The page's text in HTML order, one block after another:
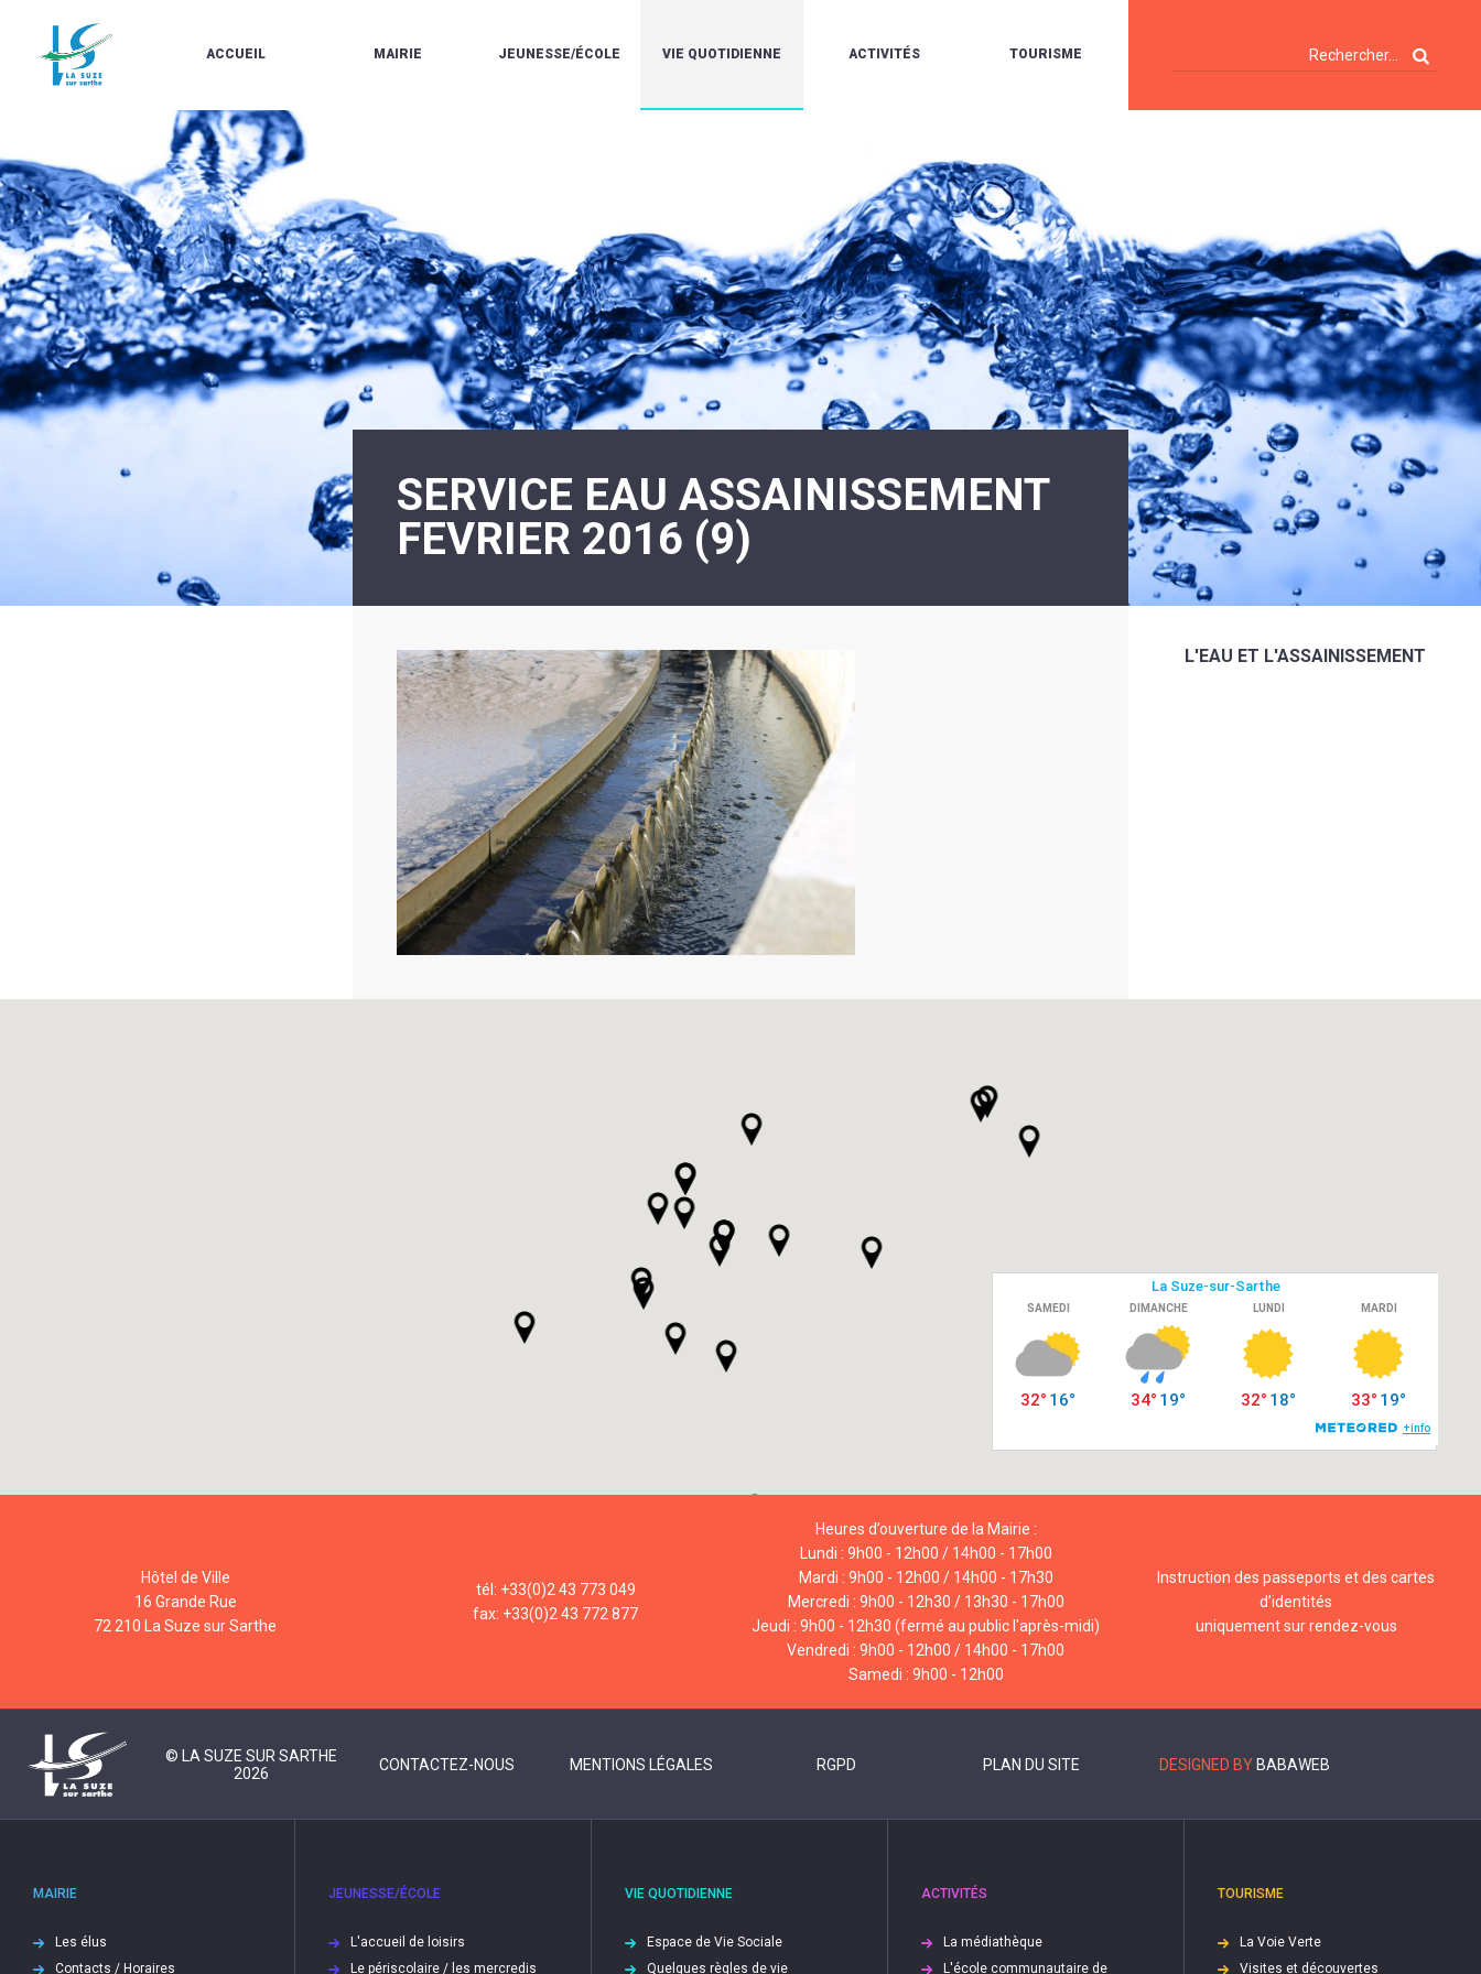
ACCUEIL
LE
MARCHÉ
À
PROPOS
DE
LA
SUZE
BULLETINS
EN
LIGNE
AGENDA
LA
SUZE
AU
DÉBUT
DU
MAIRIE
HORAIRES
URBANISME/PLU
EN
LIGNE
CARTES
D'IDENTITÉ-
PASSEPORTS
LE
CMJ
RÉUNIONS
DU
CONSEIL
MUNICIPAL
ARRÊTÉS
DU
MAIRE
LE
MOT
DE
LA
JEUNESSE/ÉCOLE
LE
RESTAURANT
SCOLAIRE
LES
ÉCOLES
/
LE
COLLÈGE
ESPACE
JEUNES
11
ANS
:
ASSOCIATION
LA
COULÉE
DOUCE
VIE QUOTIDIENNE
VIE
ENVIRONNEMENT
L'EAU
ET
L'ASSAINISSEMENT
LA
RÉSIDENCE
AUTONOMIE
LE
CCAS
SÉCURITÉ
/
RISQUES
MAJEURS
ACTIVITÉS
COMMUNAUTAIRE
MUSIQUE
L'ÉCOLE
COMMUNAUTAIRE
DE
DANSE
LA
PISCINE
COMMUNAUTAIRE
ASSOCIATIONS
TOURISME
VISITES
ET
DÉCOUVERTES
LES
RANDONNÉES
LE
CAMPING
POUR
CAMPING-
CARS
TENTES
ET
CARAVANES
HALTE
FLUVIALE
LA
SUZE
SERVICE EAU ASSAINISSEMENT
FEVRIER 2016 (9)
L'EAU ET L'ASSAINISSEMENT
Hôtel de Ville
16 Grande Rue
72 210 La Suze sur Sarthe
tél: +33(0)2 43 773 049
fax: +33(0)2 43 772 877
Heures d’ouverture de la Mairie :
Lundi : 9h00 - 12h00 / 14h00 - 17h00
Mardi : 9h00 - 12h00 / 14h00 - 17h30
Mercredi : 9h00 - 12h30 / 13h30 - 17h00
Jeudi : 9h00 - 12h30 (fermé au public l'après-midi)
Vendredi : 9h00 - 12h00 / 14h00 - 17h00
Samedi : 9h00 - 12h00
Instruction des passeports et des cartes
d’identités
uniquement sur rendez-vous
© LA SUZE SUR SARTHE
2026
CONTACTEZ-NOUS MENTIONS LÉGALES RGPD PLAN DU SITE DESIGNED BY BABAWEB
MAIRIE
Les élus
Contacts / Horaires
JEUNESSE/ÉCOLE
L'accueil de loisirs
Le périscolaire / les mercredis
VIE QUOTIDIENNE
Espace de Vie Sociale
Quelques règles de vie
ACTIVITÉS
La médiathèque
L'école communautaire de
TOURISME
La Voie Verte
Visites et découvertes